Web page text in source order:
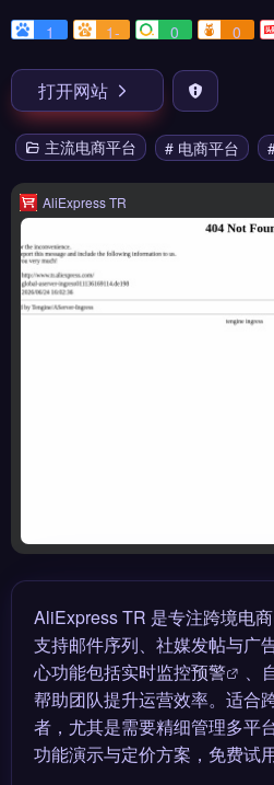
1
1- 0 0
打开网站
主流电商平台 # 电商平台
AliExpress TR
AliExpress TR 是专注跨境电商
支持邮件序列、社媒发帖与广
心功能包括实时监控预警
、
帮助团队提升运营效率。适合
者，尤其是需要精细管理多平
功能演示与定价方案，免费试